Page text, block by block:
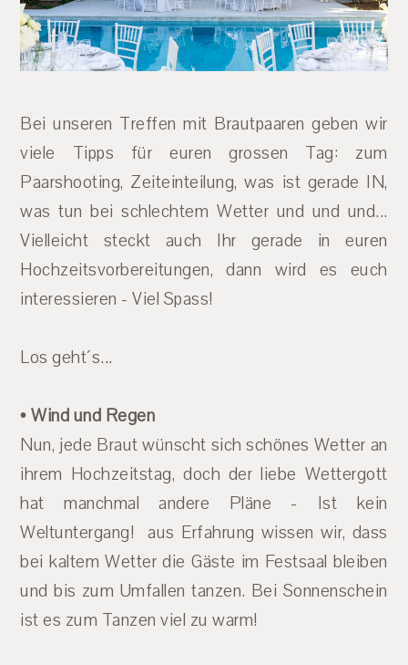
Bei unseren Treffen mit Brautpaaren geben wir
viele Tipps für euren grossen Tag: zum
Paarshooting, Zeiteinteilung, was ist gerade IN,
was tun bei schlechtem Wetter und und und...
Vielleicht steckt auch Ihr gerade in euren
Hochzeitsvorbereitungen, dann wird es euch
interessieren - Viel Spass!
Los geht´s...
• Wind und Regen
Nun, jede Braut wünscht sich schönes Wetter an
ihrem Hochzeitstag, doch der liebe Wettergott
hat manchmal andere Pläne - Ist kein
Weltuntergang! aus Erfahrung wissen wir, dass
bei kaltem Wetter die Gäste im Festsaal bleiben
und bis zum Umfallen tanzen. Bei Sonnenschein
ist es zum Tanzen viel zu warm!